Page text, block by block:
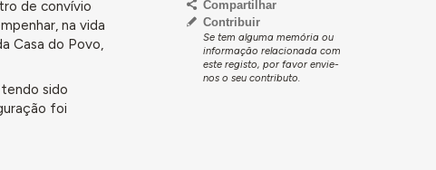
de convívio
na vida
Casa do Povo,
sido
foi
Compartilhar
Contribuir
Se tem alguma memória ou
informação relacionada com
este registo, por favor envie-
nos o seu contributo.